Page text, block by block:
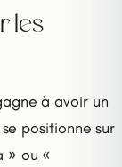
les
à avoir un
positionne sur
» ou «